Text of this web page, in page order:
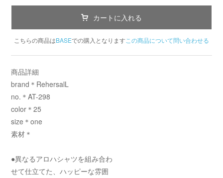
カートに入れる
こちらの商品はBASEでの購入となります この商品について問い合わせる
商品詳細
brand＊RehersalL
no.＊AT-298
color＊25
size＊one
素材＊
●異なるアロハシャツを組み合わ
せて仕立てた、ハッピーな雰囲